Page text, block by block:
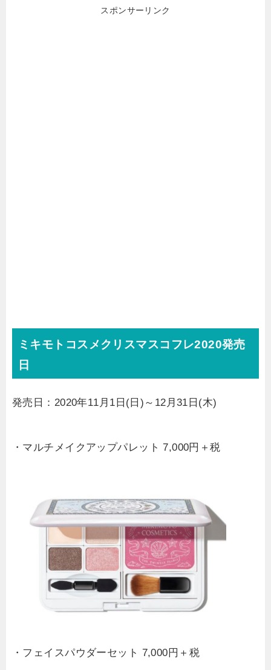
スポンサーリンク
ミキモトコスメクリスマスコフレ2020発売
日
発売日：2020年11月1日(日)～12月31日(木)
・マルチメイクアップパレット 7,000円＋税
・フェイスパウダーセット 7,000円＋税